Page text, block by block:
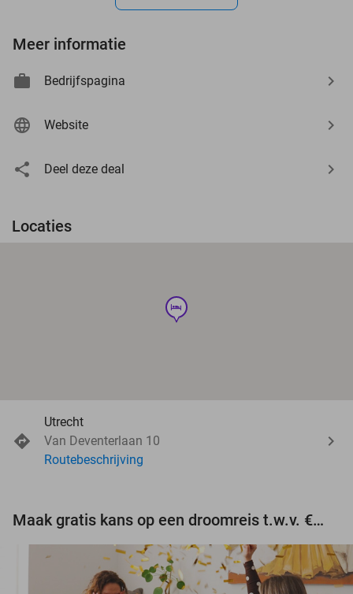
Meer informatie
Bedrijfspagina
Website
Deel deze deal
Locaties
hotel
Utrecht
Van Deventerlaan 10
Routebeschrijving
Maak gratis kans op een droomreis t.w.v. €3.000!